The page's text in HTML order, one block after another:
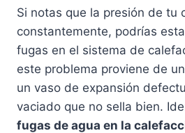
Si notas que la presión de tu
constantemente, podrías
fugas en el sistema de
este problema proviene de
un vaso de expansión
vaciado que no sella bien.
fugas de agua en la